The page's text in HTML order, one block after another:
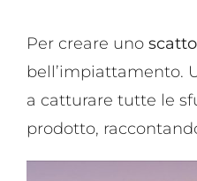
Per creare uno
bell’impiattamento.
a catturare tutte le
prodotto,